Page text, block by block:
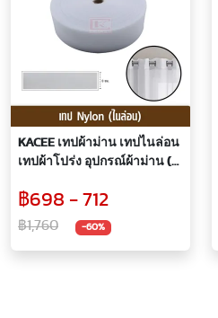
KACEE เทปผ้าม่าน เทปไนล่อน
เทปผ้าโปร่ง อุปกรณ์ผ้าม่าน (
฿698 - 712
฿1,760 -60%